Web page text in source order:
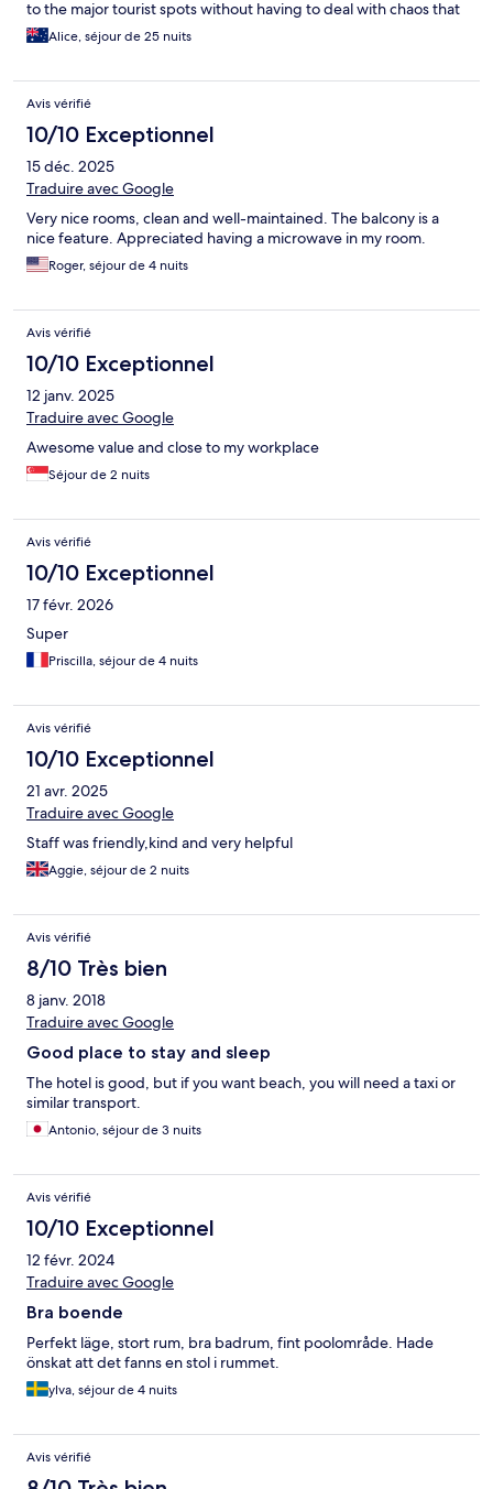
to the major tourist spots without having to deal with chaos that
those tourist spots generate.
Alice, séjour de 25 nuits
Avis vérifié
10/10 Exceptionnel
15 déc. 2025
Traduire avec Google
Very nice rooms, clean and well-maintained. The balcony is a
nice feature. Appreciated having a microwave in my room.
Roger, séjour de 4 nuits
Avis vérifié
10/10 Exceptionnel
12 janv. 2025
Traduire avec Google
Awesome value and close to my workplace
Séjour de 2 nuits
Avis vérifié
10/10 Exceptionnel
17 févr. 2026
Super
Priscilla, séjour de 4 nuits
Avis vérifié
10/10 Exceptionnel
21 avr. 2025
Traduire avec Google
Staff was friendly,kind and very helpful
Aggie, séjour de 2 nuits
Avis vérifié
8/10 Très bien
8 janv. 2018
Traduire avec Google
Good place to stay and sleep
The hotel is good, but if you want beach, you will need a taxi or
similar transport.
Antonio, séjour de 3 nuits
Avis vérifié
10/10 Exceptionnel
12 févr. 2024
Traduire avec Google
Bra boende
Perfekt läge, stort rum, bra badrum, fint poolområde. Hade
önskat att det fanns en stol i rummet.
ylva, séjour de 4 nuits
Avis vérifié